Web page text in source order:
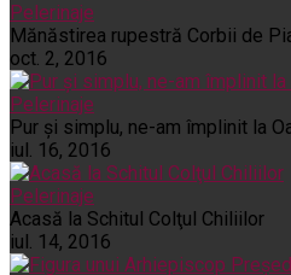
Pelerinaje
Mănăstirea rupestră Corbii de
oct. 2, 2016
Pelerinaje
Pur şi simplu, ne-am împlinit la
iul. 16, 2016
Pelerinaje
Acasă la Schitul Colţul Chiliilor
iul. 14, 2016